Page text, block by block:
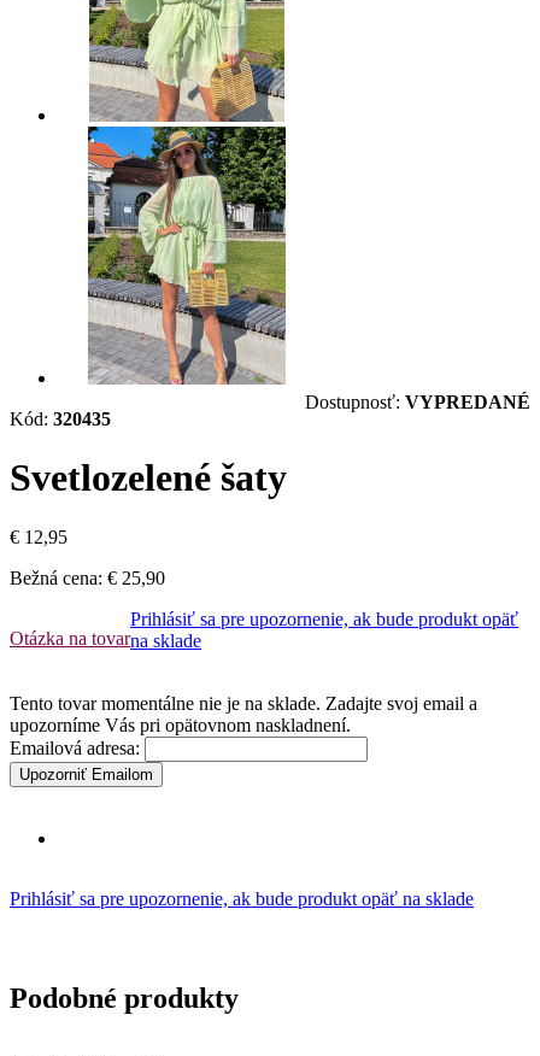
Kód: 320435
Dostupnosť: VYPREDANÉ
Svetlozelené šaty
€ 12,95
Bežná cena: € 25,90
Otázka na tovar
Prihlásiť sa pre upozornenie, ak bude produkt opäť
na sklade
Tento tovar momentálne nie je na sklade. Zadajte svoj email a
upozorníme Vás pri opätovnom naskladnení.
Emailová adresa:
Upozorniť Emailom
Prihlásiť sa pre upozornenie, ak bude produkt opäť na sklade
Podobné produkty